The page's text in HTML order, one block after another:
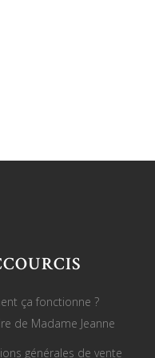
ça fonctionne ?
de Madame Jeanne
générales de vente